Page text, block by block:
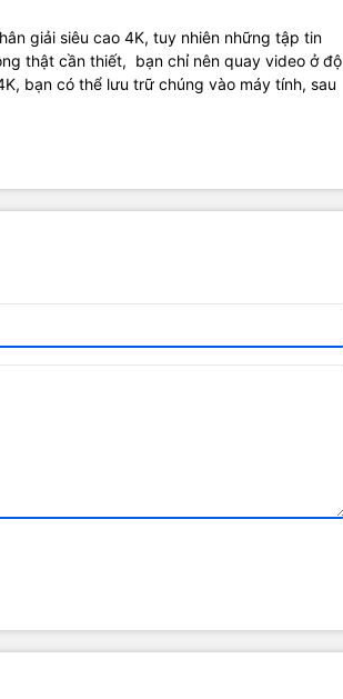
giải siêu cao 4K, tuy nhiên những tập tin
thật cần thiết, bạn chỉ nên quay video ở độ
bạn có thể lưu trữ chúng vào máy tính, sau